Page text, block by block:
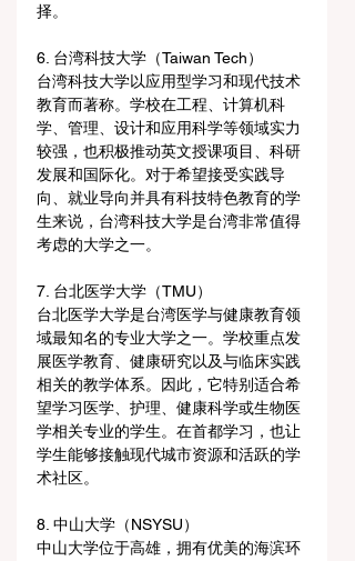
择。
6. 台湾科技大学（Taiwan Tech）
台湾科技大学以应用型学习和现代技术
教育而著称。学校在工程、计算机科
学、管理、设计和应用科学等领域实力
较强，也积极推动英文授课项目、科研
发展和国际化。对于希望接受实践导
向、就业导向并具有科技特色教育的学
生来说，台湾科技大学是台湾非常值得
考虑的大学之一。
7. 台北医学大学（TMU）
台北医学大学是台湾医学与健康教育领
域最知名的专业大学之一。学校重点发
展医学教育、健康研究以及与临床实践
相关的教学体系。因此，它特别适合希
望学习医学、护理、健康科学或生物医
学相关专业的学生。在首都学习，也让
学生能够接触现代城市资源和活跃的学
术社区。
8. 中山大学（NSYSU）
中山大学位于高雄，拥有优美的海滨环